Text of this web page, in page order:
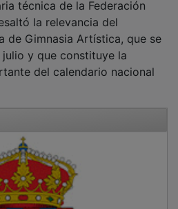
será decisivo para la
que representarán a España
de Europa, por lo que se
del país.